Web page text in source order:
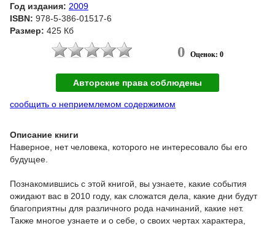
Год издания: 2009
ISBN: 978-5-386-01517-6
Размер: 425 Кб
0 Оценок: 0
Авторские права соблюдены
сообщить о неприемлемом содержимом
Описание книги
Наверное, нет человека, которого не интересовало бы его
будущее.
Познакомившись с этой книгой, вы узнаете, какие события
ожидают вас в 2010 году, как сложатся дела, какие дни будут
благоприятны для различного рода начинаний, какие нет.
Также многое узнаете и о себе, о своих чертах характера,